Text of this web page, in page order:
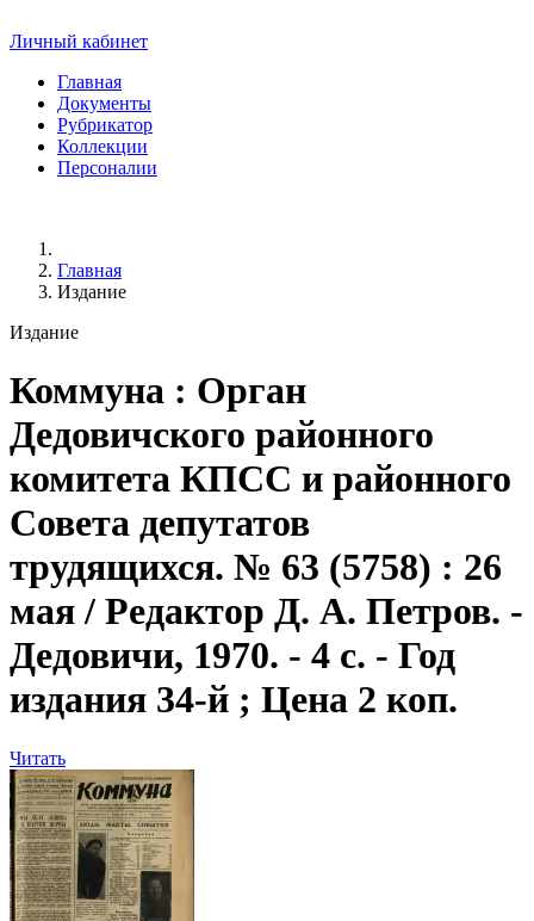
Личный кабинет
Главная
Документы
Рубрикатор
Коллекции
Персоналии
Главная
Издание
Издание
Коммуна : Орган
Дедовичского районного
комитета КПСС и районного
Совета депутатов
трудящихся. № 63 (5758) : 26
мая / Редактор Д. А. Петров. -
Дедовичи, 1970. - 4 с. - Год
издания 34-й ; Цена 2 коп.
Читать